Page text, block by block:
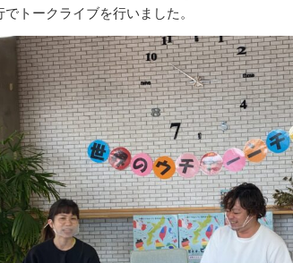
トークライブを行いました。